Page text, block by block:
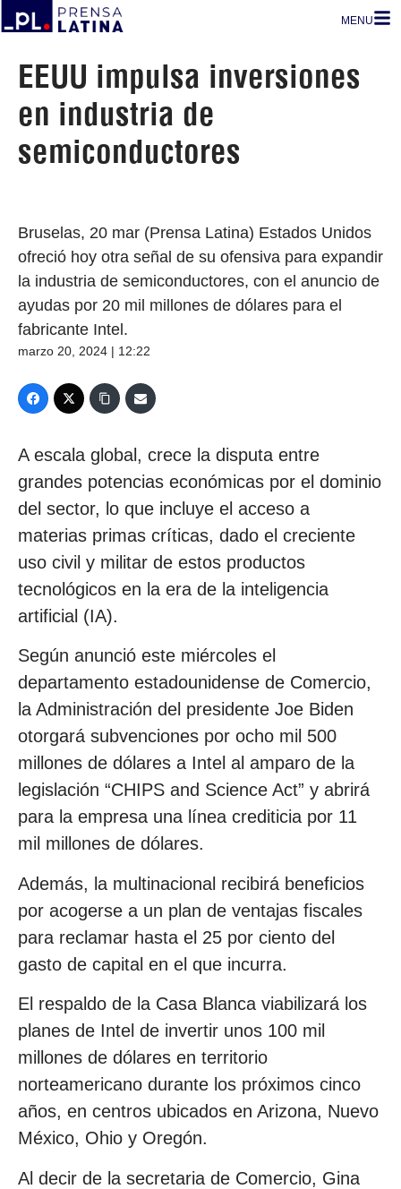
MENU
EEUU impulsa inversiones
en industria de
semiconductores
Bruselas, 20 mar (Prensa Latina) Estados Unidos
ofreció hoy otra señal de su ofensiva para expandir
la industria de semiconductores, con el anuncio de
ayudas por 20 mil millones de dólares para el
fabricante Intel.
marzo 20, 2024 | 12:22
A escala global, crece la disputa entre
grandes potencias económicas por el dominio
del sector, lo que incluye el acceso a
materias primas críticas, dado el creciente
uso civil y militar de estos productos
tecnológicos en la era de la inteligencia
artificial (IA).
Según anunció este miércoles el
departamento estadounidense de Comercio,
la Administración del presidente Joe Biden
otorgará subvenciones por ocho mil 500
millones de dólares a Intel al amparo de la
legislación “CHIPS and Science Act” y abrirá
para la empresa una línea crediticia por 11
mil millones de dólares.
Además, la multinacional recibirá beneficios
por acogerse a un plan de ventajas fiscales
para reclamar hasta el 25 por ciento del
gasto de capital en el que incurra.
El respaldo de la Casa Blanca viabilizará los
planes de Intel de invertir unos 100 mil
millones de dólares en territorio
norteamericano durante los próximos cinco
años, en centros ubicados en Arizona, Nuevo
México, Ohio y Oregón.
Al decir de la secretaria de Comercio, Gina